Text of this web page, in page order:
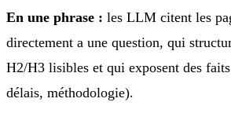
En une phrase : les LLM citent les
directement a une question, qui
H2/H3 lisibles et qui exposent des
délais, méthodologie).